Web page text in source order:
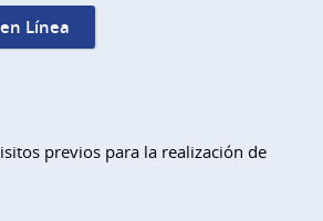
Línea
previos para la realización de